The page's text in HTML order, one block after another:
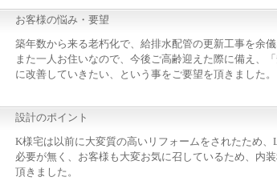
お客様の悩み・要望
築年数から来る老朽化で、給排水配管の更新工事を余儀
また一人お住いなので、今後ご高齢迎えた際に備え、
に改善していきたい、という事をご要望を頂きました。
設計のポイント
K様宅は以前に大変質の高いリフォームをされたため
必要が無く、お客様も大変お気に召しているため、内
頂きました。